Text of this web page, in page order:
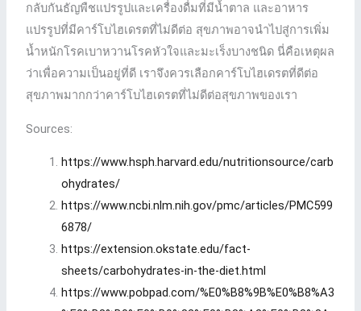
กลับกันธัญพืชแปรรูปและเครื่องดื่มที่มีน้ำตาล และอาหาร
แปรรูปที่มีคาร์โบไฮเดรตที่ไม่ดีต่อ สุขภาพอาจนําไปสู่การเพิ่ม
น้ำหนักโรคเบาหวานโรคหัวใจและมะเร็งบางชนิด นี่คือเหตุผล
ว่าเพื่อความเป็นอยู่ที่ดี เราจึงควรเลือกคาร์โบไฮเดรตที่ดีต่อ
สุขภาพมากกว่าคาร์โบไฮเดรตที่ไม่ดีต่อสุขภาพของเรา
Sources:
https://www.hsph.harvard.edu/nutritionsource/carb
ohydrates/
https://www.ncbi.nlm.nih.gov/pmc/articles/PMC599
6878/
https://extension.okstate.edu/fact-
sheets/carbohydrates-in-the-diet.html
https://www.pobpad.com/%E0%B8%9B%E0%B8%A3